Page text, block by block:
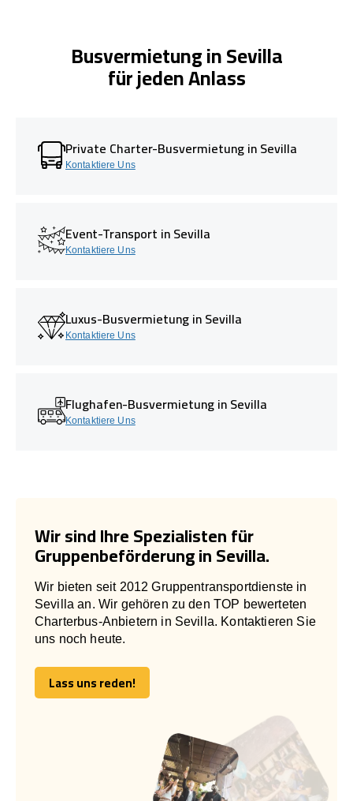
Busvermietung in Sevilla
für jeden Anlass
Private Charter-Busvermietung in Sevilla
Kontaktiere Uns
Event-Transport in Sevilla
Kontaktiere Uns
Luxus-Busvermietung in Sevilla
Kontaktiere Uns
Flughafen-Busvermietung in Sevilla
Kontaktiere Uns
Wir sind Ihre Spezialisten für
Gruppenbeförderung in Sevilla.
Wir bieten seit 2012 Gruppentransportdienste in
Sevilla an. Wir gehören zu den TOP bewerteten
Charterbus-Anbietern in Sevilla. Kontaktieren Sie
uns noch heute.
Lass uns reden!
Lass uns reden!